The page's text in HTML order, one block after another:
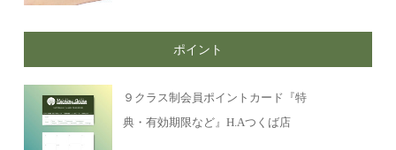
ポイント
９クラス制会員ポイントカード『特
典・有効期限など』H.Aつくば店